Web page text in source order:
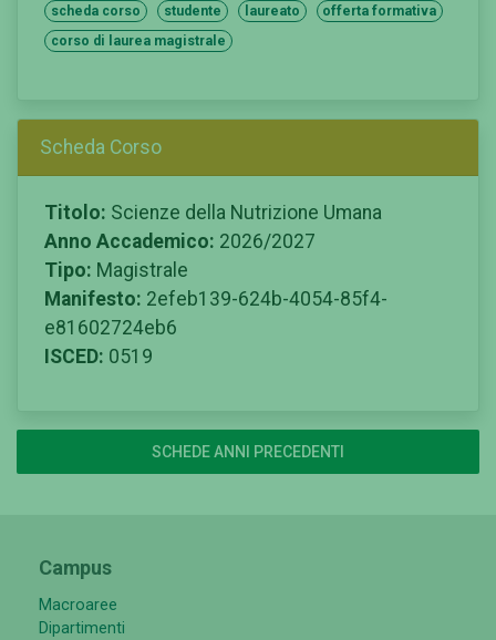
scheda corso
studente laureato
offerta formativa
corso di laurea magistrale
Scheda Corso
Titolo: Scienze della Nutrizione Umana
Anno Accademico: 2026/2027
Tipo: Magistrale
Manifesto: 2efeb139-624b-4054-85f4-
e81602724eb6
ISCED: 0519
SCHEDE ANNI PRECEDENTI
Campus
Macroaree
Dipartimenti